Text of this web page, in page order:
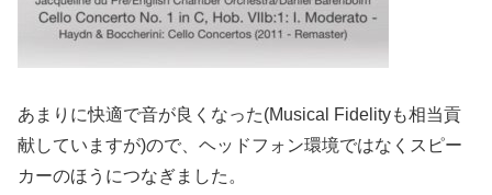
あまりに快適で音が良くなった(Musical Fidelityも相当貢
献していますが)ので、ヘッドフォン環境ではなくスピー
カーのほうにつなぎました。